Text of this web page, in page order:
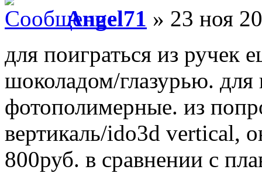
Angel71 » 23 ноя
для поиграться из ручек
шоколадом/глазурью. для
фотополимерные. из
вертикаль/ido3d vertical,
800руб. в сравнении с